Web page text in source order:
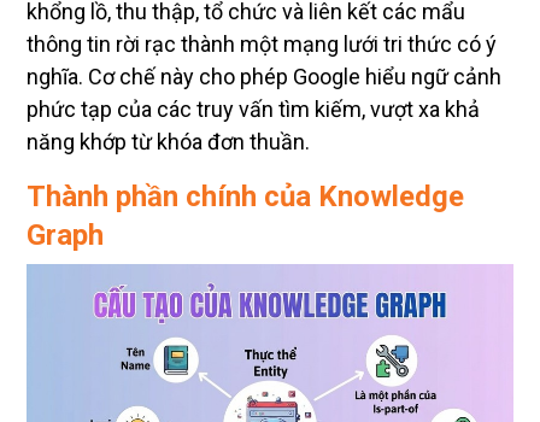
khổng lồ, thu thập, tổ chức và liên kết các mẩu
thông tin rời rạc thành một mạng lưới tri thức có ý
nghĩa. Cơ chế này cho phép Google hiểu ngữ cảnh
phức tạp của các truy vấn tìm kiếm, vượt xa khả
năng khớp từ khóa đơn thuần.
Thành phần chính của Knowledge
Graph